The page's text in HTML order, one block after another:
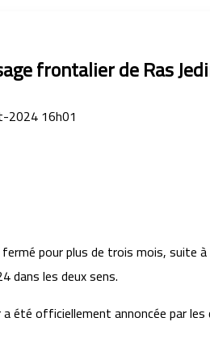
frontalier de Ras
2024 16h01
pour plus de trois mois, suite
dans les deux sens.
officiellement annoncée par les